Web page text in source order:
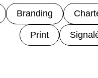
Branding
Print